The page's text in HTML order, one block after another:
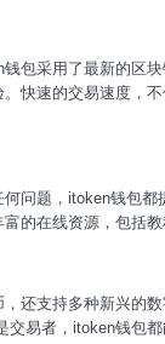
包采用了最新的区
快速的交易速度，
问题，itoken钱包
的在线资源，包括
还支持多种新兴的
交易者，itoken钱包